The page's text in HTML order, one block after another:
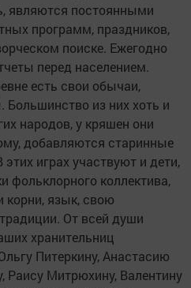
являются постоянными
программ, праздников,
поиске. Ежегодно
перед населением.
есть свои обычаи,
Большинство из них хоть и
народов, у кряшен они
добавляются старинные
играх участвуют и дети,
фольклорного коллектива,
язык, свою
От всей души
хранительниц
Питеркину, Анастасию
Раису Митрюхину, Валентину